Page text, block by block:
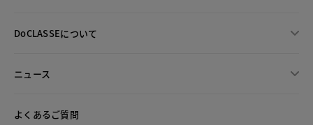
DoCLASSEについて
ニュース
よくあるご質問